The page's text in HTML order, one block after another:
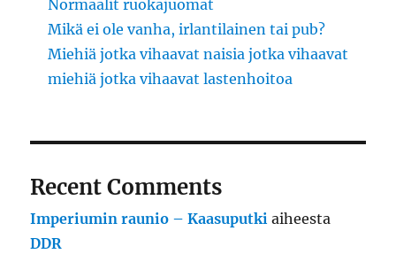
Normaalit ruokajuomat
Mikä ei ole vanha, irlantilainen tai pub?
Miehiä jotka vihaavat naisia jotka vihaavat
miehiä jotka vihaavat lastenhoitoa
Recent Comments
Imperiumin raunio – Kaasuputki aiheesta
DDR